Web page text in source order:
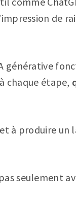
de
générative
chaque étape,
à produire un
seulement